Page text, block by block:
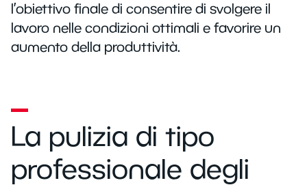
l’obiettivo finale di consentire di svolgere il
lavoro nelle condizioni ottimali e favorire un
aumento della produttività.
La pulizia di tipo
professionale degli